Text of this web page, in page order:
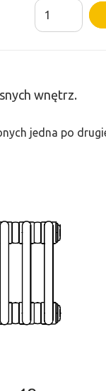
ilość
Grzejnik
wys.
958
wnętrz.
jedna po